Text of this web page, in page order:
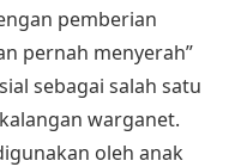
pemberian
pernah menyerah”
sebagai salah satu
warganet.
oleh anak